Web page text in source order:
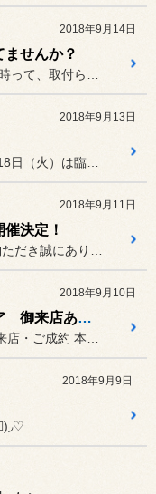
2018年9月14日
せんか？
2018年9月13日
2018年9月11日
決定！
2018年9月10日
★スタイルアップフェア 御来店ありがとうございました★
2018年9月9日
॓)◞♡